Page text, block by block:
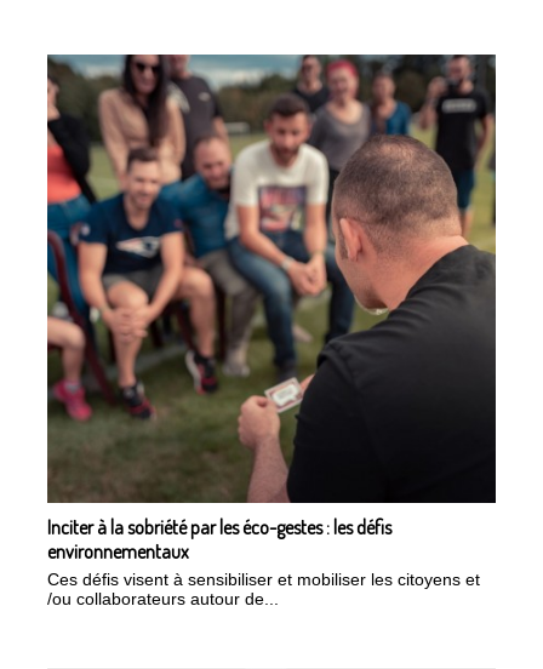
Inciter à la sobriété par les éco-gestes : les défis
environnementaux
Ces défis visent à sensibiliser et mobiliser les citoyens et
/ou collaborateurs autour de...